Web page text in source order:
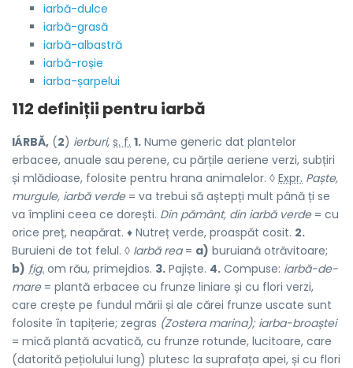
iarbă-dulce
iarbă-grasă
iarbă-albastră
iarbă-roșie
iarba-șarpelui
112 definiții pentru iarbă
IÁRBĂ, (2) ierburi, s. f. 1. Nume generic dat plantelor
erbacee, anuale sau perene, cu părțile aeriene verzi, subțiri
și mlădioase, folosite pentru hrana animalelor. ◊ Expr. Paște,
murgule, iarbă verde= va trebui să aștepți mult până ți se
va împlini ceea ce dorești. Din pământ, din iarbă verde= cu
orice preț, neapărat. ♦ Nutreț verde, proaspăt cosit. 2.
Buruieni de tot felul. ◊ Iarbă rea= a) buruiană otrăvitoare;
b) fig. om rău, primejdios. 3. Pajiște. 4. Compuse: iarbă-de-
mare= plantă erbacee cu frunze liniare și cu flori verzi,
care crește pe fundul mării și ale cărei frunze uscate sunt
folosite în tapițerie; zegras (Zostera marina); iarba-broaștei
= mică plantă acvatică, cu frunze rotunde, lucitoare, care
(datorită pețiolului lung) plutesc la suprafața apei, și cu flori